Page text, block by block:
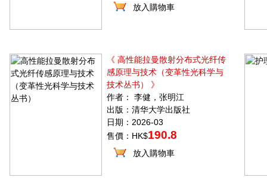
放入購物車
《 高性能拉曼散射分布式光纤传
感原理与技术（变革性光科学与
技术丛书） 》
作者： 李健，张明江
出版：清华大学出版社
日期：2026-03
售價：HK$190.8
放入購物車